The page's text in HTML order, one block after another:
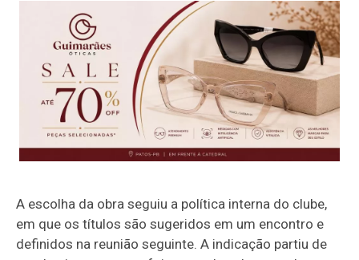
A escolha da obra seguiu a política interna do clube,
em que os títulos são sugeridos em um encontro e
definidos na reunião seguinte. A indicação partiu de